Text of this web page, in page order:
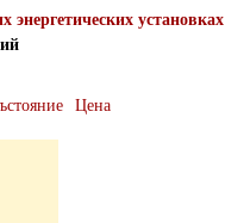
энергетических установках
Цена